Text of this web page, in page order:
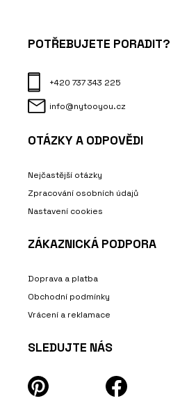
POTŘEBUJETE PORADIT?
+420 737 343 225
info@nytooyou.cz
OTÁZKY A ODPOVĚDI
Nejčastější otázky
Zpracování osobních údajů
Nastavení cookies
ZÁKAZNICKÁ PODPORA
Doprava a platba
Obchodní podmínky
Vrácení a reklamace
SLEDUJTE NÁS